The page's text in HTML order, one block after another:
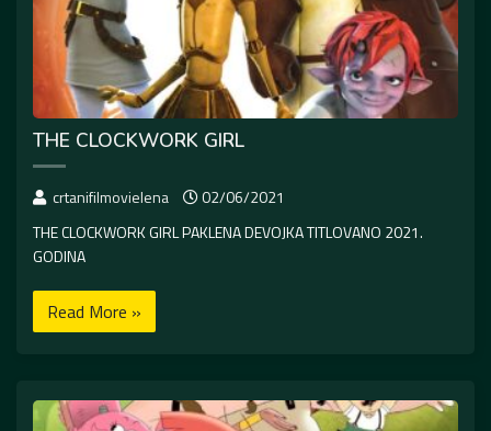
THE CLOCKWORK GIRL
crtanifilmovielena
02/06/2021
THE CLOCKWORK GIRL PAKLENA DEVOJKA TITLOVANO 2021.
GODINA
Read More »